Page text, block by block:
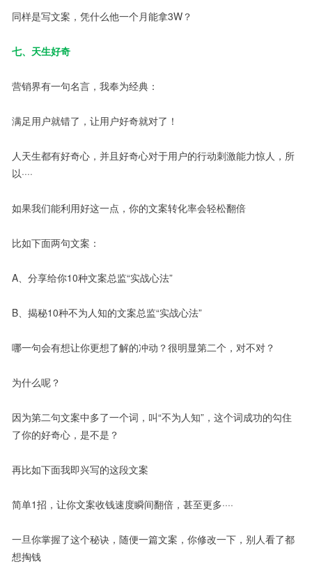
同样是写文案，凭什么他一个月能拿3W？
七、天生好奇
营销界有一句名言，我奉为经典：
满足用户就错了，让用户好奇就对了！
人天生都有好奇心，并且好奇心对于用户的行动刺激能力惊人，所
以····
如果我们能利用好这一点，你的文案转化率会轻松翻倍
比如下面两句文案：
A、分享给你10种文案总监“实战心法”
B、揭秘10种不为人知的文案总监“实战心法”
哪一句会有想让你更想了解的冲动？很明显第二个，对不对？
为什么呢？
因为第二句文案中多了一个词，叫“不为人知”，这个词成功的勾住
了你的好奇心，是不是？
再比如下面我即兴写的这段文案
简单1招，让你文案收钱速度瞬间翻倍，甚至更多····
一旦你掌握了这个秘诀，随便一篇文案，你修改一下，别人看了都
想掏钱